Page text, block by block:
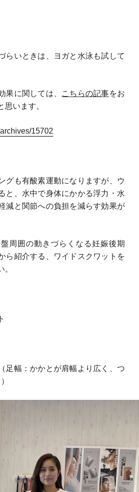
らいときは、ヨガと水泳も試して
果に関しては、 こちらの記事をお
思います。
15702
グも有酸素運動になりますが、ウ
と、水中で身体にかかる浮力・水
減と関節への負担を減らす効果が
周囲の動きづらくなる妊娠後期
ら紹介する、ワイドスクワットを
足幅：かかとが肩幅より広く、つ